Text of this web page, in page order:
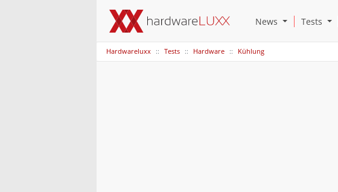
News Open News
Tests
Hardwareluxx Tests Hardware Kühlung